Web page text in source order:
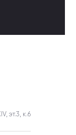
эт.3, к.6